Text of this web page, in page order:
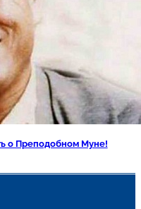
о Преподобном Муне!